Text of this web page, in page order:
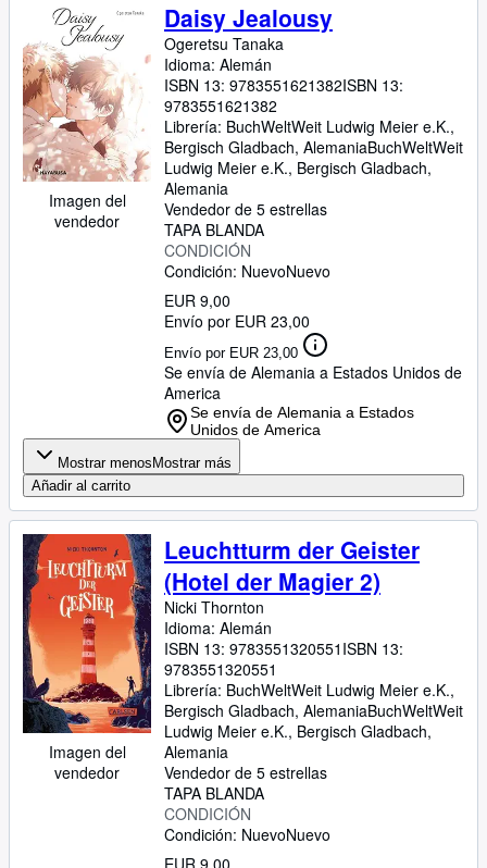
Imagen del
vendedor
Daisy Jealousy
Ogeretsu Tanaka
Idioma: Alemán
ISBN 13: 9783551621382ISBN 13:
9783551621382
Librería: BuchWeltWeit Ludwig Meier e.K.,
Bergisch Gladbach, AlemaniaBuchWeltWeit
Ludwig Meier e.K., Bergisch Gladbach,
Alemania
Vendedor de 5 estrellas
TAPA BLANDA
CONDICIÓN
Condición: NuevoNuevo
EUR 9,00
Envío por EUR 23,00
Envío por EUR 23,00
Se envía de Alemania a Estados Unidos de
America
Se envía de Alemania a Estados
Unidos de America
Mostrar menos Mostrar más
Añadir al carrito
Imagen del
vendedor
Leuchtturm der Geister
(Hotel der Magier 2)
Nicki Thornton
Idioma: Alemán
ISBN 13: 9783551320551 ISBN 13:
9783551320551
Librería: BuchWeltWeit Ludwig Meier e.K.,
Bergisch Gladbach, AlemaniaBuchWeltWeit
Ludwig Meier e.K., Bergisch Gladbach,
Alemania
Vendedor de 5 estrellas
TAPA BLANDA
CONDICIÓN
Condición: NuevoNuevo
EUR 9,00